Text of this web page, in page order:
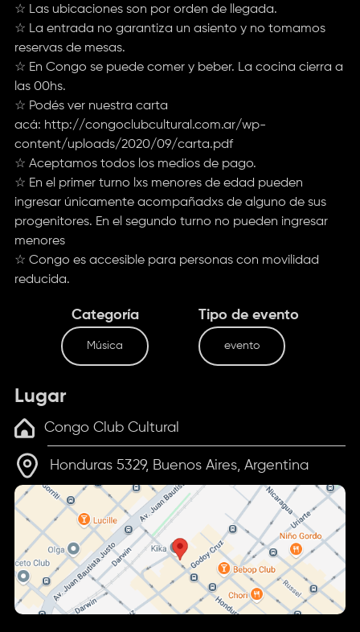
☆ Las ubicaciones son por orden de llegada.
☆ La entrada no garantiza un asiento y no tomamos
reservas de mesas.
☆ En Congo se puede comer y beber. La cocina cierra a
las 00hs.
☆ Podés ver nuestra carta
acá: http://congoclubcultural.com.ar/wp-
content/uploads/2020/09/carta.pdf
☆ Aceptamos todos los medios de pago.
☆ En el primer turno lxs menores de edad pueden
ingresar únicamente acompañadxs de alguno de sus
progenitores. En el segundo turno no pueden ingresar
menores
☆ Congo es accesible para personas con movilidad
reducida.
Categoría
Música
Tipo de evento
evento
Lugar
Congo Club Cultural
Honduras 5329, Buenos Aires, Argentina